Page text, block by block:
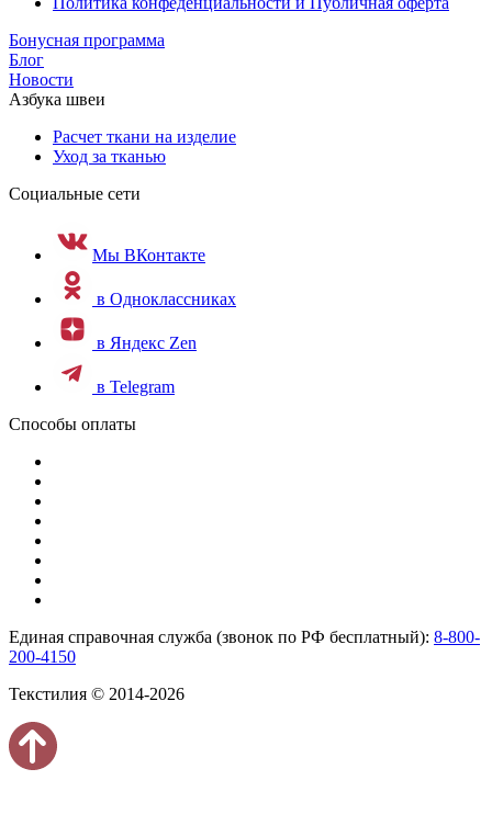
Бонусная программа
Блог
Новости
Азбука швеи
Расчет ткани на изделие
Уход за тканью
Социальные сети
Мы ВКонтакте
в Одноклассниках
в Яндекс Zen
в Telegram
Способы оплаты
Единая справочная служба (звонок по РФ бесплатный): 8-800-
200-4150
Текстилия © 2014-2026